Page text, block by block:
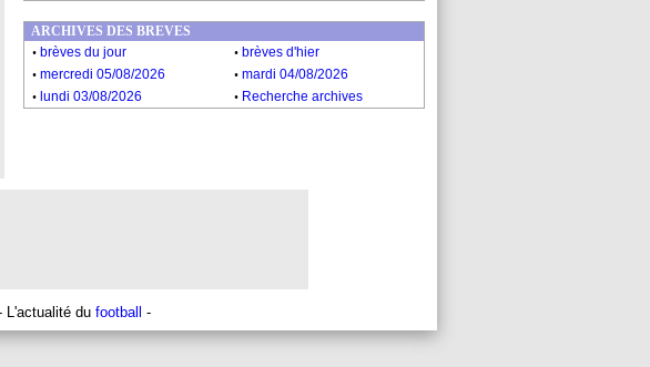
ARCHIVES DES BREVES
. brèves du jour . brèves d'hier
. mercredi 05/08/2026 . mardi 04/08/2026
. lundi 03/08/2026 . Recherche archives
L'actualité du football -